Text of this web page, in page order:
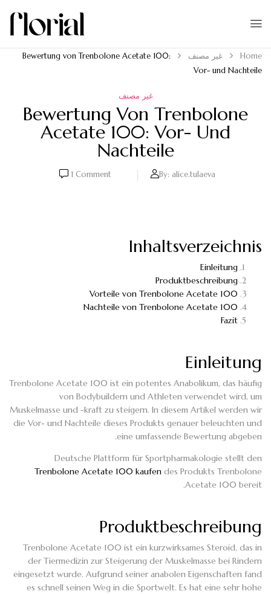
Home غير مصنف
Bewertung von Trenbolone Acetate 100:
Vor- und Nachteile
غير مصنف
Bewertung Von Trenbolone
Acetate 100: Vor- Und
Nachteile
By: alice.tulaeva
1 Comment
Inhaltsverzeichnis
Einleitung
Produktbeschreibung
Vorteile von Trenbolone Acetate 100
Nachteile von Trenbolone Acetate 100
Fazit
Einleitung
Trenbolone Acetate 100 ist ein potentes Anabolikum, das häufig
von Bodybuildern und Athleten verwendet wird, um
Muskelmasse und -kraft zu steigern. In diesem Artikel werden wir
die Vor- und Nachteile dieses Produkts genauer beleuchten und
eine umfassende Bewertung abgeben.
Deutsche Plattform für Sportpharmakologie stellt den
Trenbolone Acetate 100 kaufen des Produkts Trenbolone
Acetate 100 bereit.
Produktbeschreibung
Trenbolone Acetate 100 ist ein kurzwirksames Steroid, das in
der Tiermedizin zur Steigerung der Muskelmasse bei Rindern
eingesetzt wurde. Aufgrund seiner anabolen Eigenschaften fand
es schnell seinen Weg in die Sportwelt. Es hat eine sehr hohe